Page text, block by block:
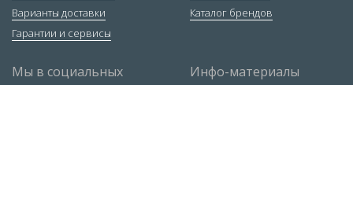
Варианты доставки
Гарантии и сервисы
Каталог брендов
Мы в социальных
сетях
Инфо-материалы